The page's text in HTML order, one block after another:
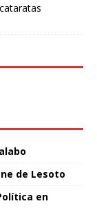
de Lesoto
en